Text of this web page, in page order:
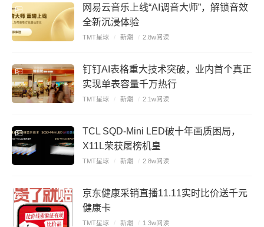
网易云音乐上线“AI调音大师”，解锁音效
全新沉浸体验
TMT星球 / 新潮 / 2.8w阅读
钉钉AI表格重大技术突破，业内首个真正
实现单表容量千万热行
TMT星球 / 新潮 / 2.1w阅读
TCL SQD-Mini LED破十年画质困局，
X11L荣获屠榜机皇
TMT星球 / 新潮 / 2.8w阅读
京东健康采销直播11.11实时比价送千元
健康卡
TMT星球 / 新潮 / 1.3w阅读